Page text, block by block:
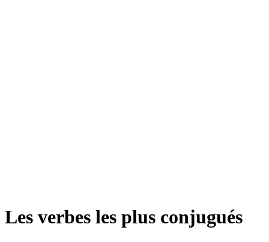
Les verbes les plus conjugués